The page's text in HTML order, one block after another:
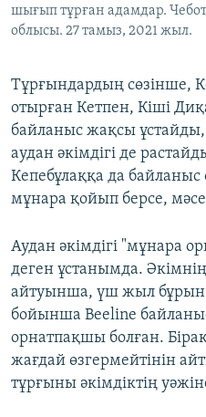
шығып тұрған адамдар.
облысы. 27 тамыз, 2021 жыл.
Тұрғындардың сөзінше,
отырған Кетпен, Кіші
байланыс жақсы
аудан әкімдігі де
Кепебұлаққа да
мұнара қойып берсе,
Аудан әкімдігі "мұнара
деген ұстанымда.
айтуынша, үш жыл бұрын
бойынша Beeline
орнатпақшы болған.
жағдай өзгермейтінін
тұрғыны әкімдіктің